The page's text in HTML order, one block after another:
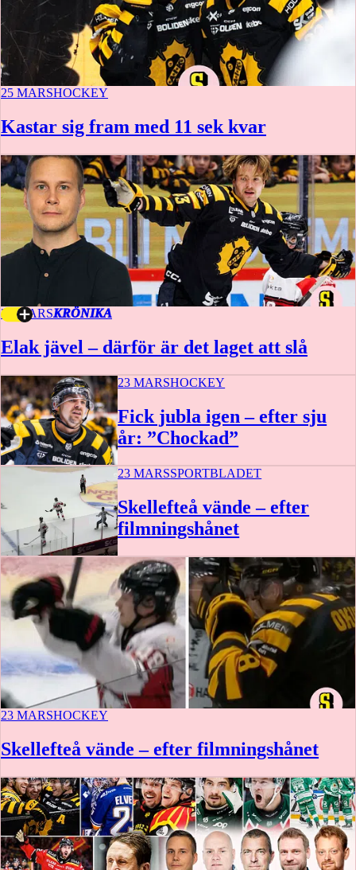
25 MARSHOCKEY
Kastar sig fram med 11 sek kvar
24 MARSKRÖNIKA
Elak jävel – därför är det laget att slå
23 MARSHOCKEY
Fick jubla igen – efter sju
år: ”Chockad”
1:35
23 MARSSPORTBLADET
Skellefteå vände – efter
filmningshånet
23 MARSHOCKEY
Skellefteå vände – efter filmningshånet